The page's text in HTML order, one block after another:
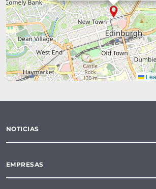
NOTICIAS
EMPRESAS